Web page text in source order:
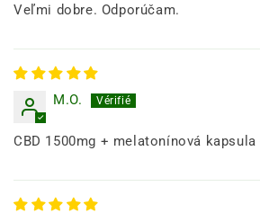
Veľmi dobre. Odporúčam.
M.O.
CBD 1500mg + melatonínová kapsula